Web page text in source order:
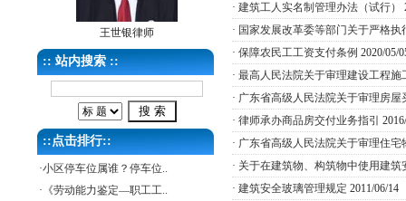
王世银律师
:: 站内搜索 ::
::点击排行::
·小区停车位属谁？停车位..
· 《劳动能力鉴定—职工工..
· 建筑工人实名制管理办法（试行）
· 国家发展改革委等部门关于严格
· 保障农民工工资支付条例 2020/05/
· 最高人民法院关于审理建设工程
· 广东省高级人民法院关于审理房
· 律师承办商品房交付业务指引
· 广东省高级人民法院关于审理住
· 关于在建筑物、构筑物中使用建筑
· 建筑安全玻璃管理规定 2011/06/14